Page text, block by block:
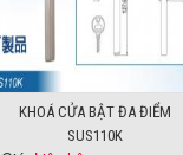
KHOÁ CỬA BẬT ĐA ĐIỂM
SUS110K